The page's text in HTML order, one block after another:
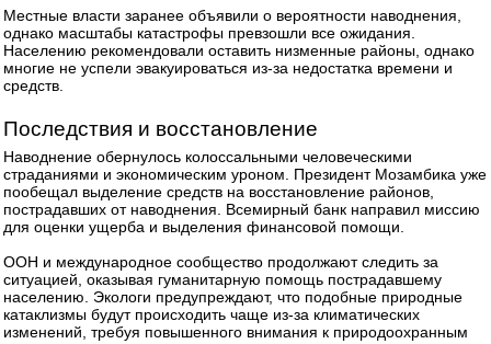
Местные власти заранее объявили о вероятности наводнения,
однако масштабы катастрофы превзошли все ожидания.
Населению рекомендовали оставить низменные районы, однако
многие не успели эвакуироваться из-за недостатка времени и
средств.
Последствия и восстановление
Наводнение обернулось колоссальными человеческими
страданиями и экономическим уроном. Президент Мозамбика уже
пообещал выделение средств на восстановление районов,
пострадавших от наводнения. Всемирный банк направил миссию
для оценки ущерба и выделения финансовой помощи.
ООН и международное сообщество продолжают следить за
ситуацией, оказывая гуманитарную помощь пострадавшему
населению. Экологи предупреждают, что подобные природные
катаклизмы будут происходить чаще из-за климатических
изменений, требуя повышенного внимания к природоохранным